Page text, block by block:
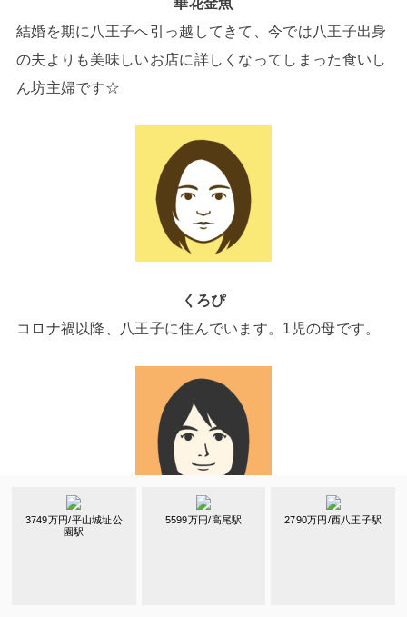
3749万円/平山城址公
園駅
5599万円/高尾駅 2790万円/西八王子駅
結婚を期に八王子へ引っ越してきて、今では八王子出身
の夫よりも美味しいお店に詳しくなってしまった食いし
ん坊主婦です☆
くろぴ
コロナ禍以降、八王子に住んでいます。1児の母です。